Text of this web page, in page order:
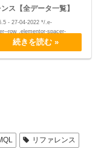
ス【全データ一覧】
- 27-04-2022 */.e-
row .elementor-spacer-
size)}.e-
リファレンス